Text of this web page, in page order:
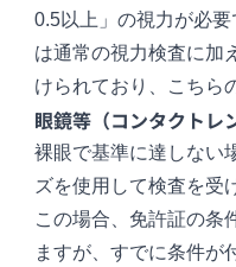
0.5以上」の視力が必
は通常の視力検査に加
けられており、こちら
眼鏡等（コンタクトレ
裸眼で基準に達しない
ズを使用して検査を受
この場合、免許証の条
ますが、すでに条件が